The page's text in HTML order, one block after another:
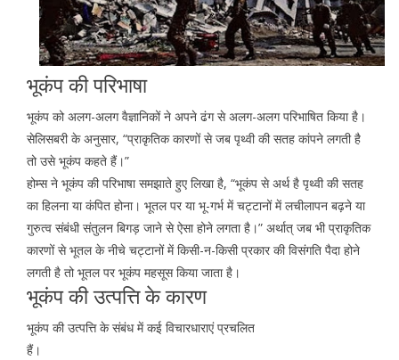
भूकंप की परिभाषा
भूकंप को अलग-अलग वैज्ञानिकों ने अपने ढंग से अलग-अलग परिभाषित किया है।
सेलिसबरी के अनुसार, “प्राकृतिक कारणों से जब पृथ्वी की सतह कांपने लगती है
तो उसे भूकंप कहते हैं।”
होम्स ने भूकंप की परिभाषा समझाते हुए लिखा है, “भूकंप से अर्थ है पृथ्वी की सतह
का हिलना या कंपित होना। भूतल पर या भू-गर्भ में चट्टानों में लचीलापन बढ़ने या
गुरुत्व संबंधी संतुलन बिगड़ जाने से ऐसा होने लगता है।” अर्थात् जब भी प्राकृतिक
कारणों से भूतल के नीचे चट्टानों में किसी-न-किसी प्रकार की विसंगति पैदा होने
लगती है तो भूतल पर भूकंप महसूस किया जाता है।
भूकंप की उत्पत्ति के कारण
भूकंप की उत्पत्ति के संबंध में कई विचारधाराएं प्रचलित
हैं।